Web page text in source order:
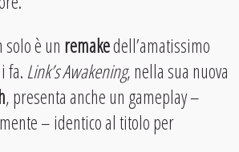
è un remakedell’amatissimo
fa. Link’s Awakening, nella sua nuova
, presenta anche un gameplay –
– identico al titolo per